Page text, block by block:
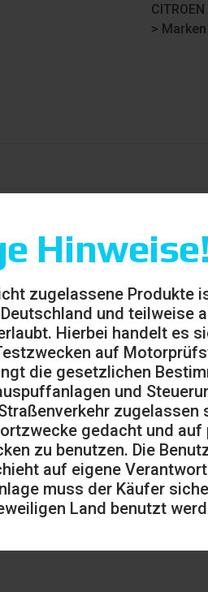
Hinweise!
zugelassene Produkte
und teilweise
Hierbei handelt es
auf
die gesetzlichen
und
zugelassen
gedacht und auf
zu benutzen. Die
auf eigene
muss der Käufer
Land benutzt
> Marken